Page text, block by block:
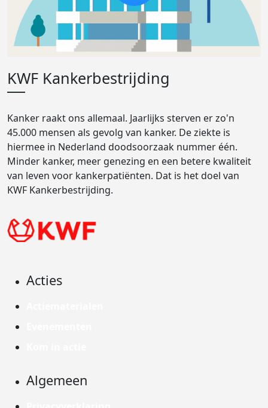
KWF Kankerbestrijding
Kanker raakt ons allemaal. Jaarlijks sterven er zo'n
45.000 mensen als gevolg van kanker. De ziekte is
hiermee in Nederland doodsoorzaak nummer één.
Minder kanker, meer genezing en een betere kwaliteit
van leven voor kankerpatiënten. Dat is het doel van
KWF Kankerbestrijding.
Acties
Algemeen